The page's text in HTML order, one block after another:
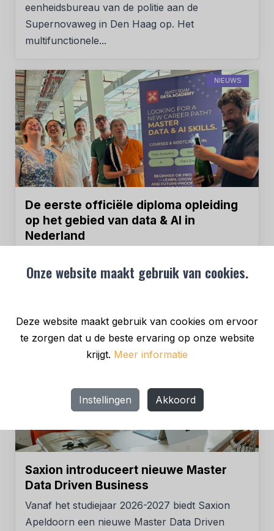
Onze website maakt gebruik van cookies.
Deze website maakt gebruik van cookies om ervoor
te zorgen dat u de beste ervaring op onze website
krijgt. Meer informatie
Instellingen Akkoord
eenheidsbureau van de politie aan de
Supernovaweg in Den Haag op. Het
multifunctionele...
NIEUWS
De eerste officiële diploma opleiding
op het gebied van data & AI in
Nederland
NLQF, het officiële coördinatiepunt voor het
Saxion introduceert nieuwe Master
Data Driven Business
Vanaf het studiejaar 2026-2027 biedt Saxion
Apeldoorn een nieuwe Master Data Driven